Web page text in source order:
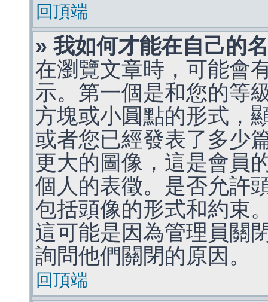
回頂端
» 我如何才能在自己的
在瀏覽文章時，可能會
示。第一個是和您的等
方塊或小圓點的形式，
或者您已經發表了多少
更大的圖像，這是會員
個人的表徵。是否允許
包括頭像的形式和約束
這可能是因為管理員關
詢問他們關閉的原因。
回頂端